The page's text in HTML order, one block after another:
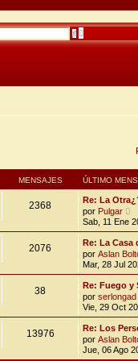
B
u ú
MENSAJES ÚLTIMO
2368
Re: La
por Pulgar
e
r
l
t
i
m
o
m
e
n
s
a
j
e
Sab, 11 Ene
2076
Re: La Casa
por Aslan
Mar, 28 Jul
38
Re: Fuego y
por serlongad
Vie, 29 Oct
13976
Re: Los
por Aslan
Jue, 06 Ago